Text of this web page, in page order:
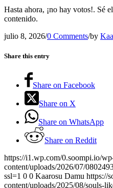
Hasta ahora, ¡no hay votos!. Sé
contenido.
julio 8, 2026/0 Comments/by
Share this entry
Share on Facebook
Share on X
Share on WhatsApp
Share on Reddit
https://i1.wp.com/0.soompi.io/
content/uploads/2026/07/
ssl=1 0 0 Kaarosu Damu https://
content/uploads/2025/08/souls-